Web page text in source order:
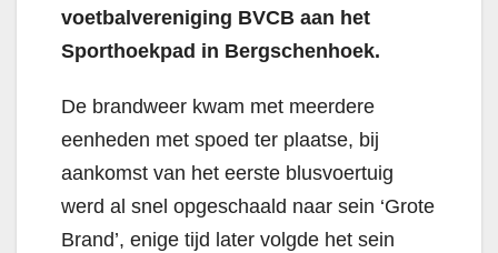
voetbalvereniging BVCB aan het
Sporthoekpad in Bergschenhoek.
De brandweer kwam met meerdere
eenheden met spoed ter plaatse, bij
aankomst van het eerste blusvoertuig
werd al snel opgeschaald naar sein ‘Grote
Brand’, enige tijd later volgde het sein